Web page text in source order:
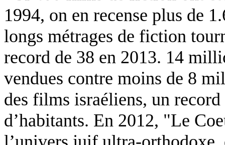
1994, on en recense plus de
longs métrages de fiction
record de 38 en 2013. 14
vendues contre moins de 8
des films israéliens, un
d’habitants. En 2012, "Le